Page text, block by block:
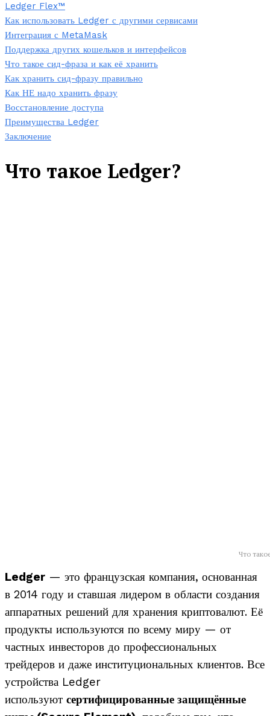
Ledger Flex™
Как использовать Ledger с другими сервисами
Интеграция с MetaMask
Поддержка других кошельков и интерфейсов
Что такое сид-фраза и как её хранить
Как хранить сид-фразу правильно
Как НЕ надо хранить фразу
Восстановление доступа
Преимущества Ledger
Заключение
Что такое Ledger?
Что
Ledger — это французская компания, основанная
в 2014 году и ставшая лидером в области создания
аппаратных решений для хранения криптовалют. Её
продукты используются по всему миру — от
частных инвесторов до профессиональных
трейдеров и даже институциональных клиентов. Все
устройства Ledger
используют сертифицированные защищённые